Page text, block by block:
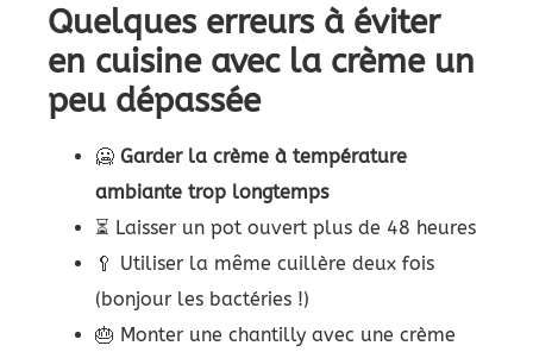
Quelques erreurs à éviter
en cuisine avec la crème un
peu dépassée
🥶 Garder la crème à température
ambiante trop longtemps
⏳ Laisser un pot ouvert plus de 48 heures
🥄 Utiliser la même cuillère deux fois
(bonjour les bactéries !)
🎂 Monter une chantilly avec une crème